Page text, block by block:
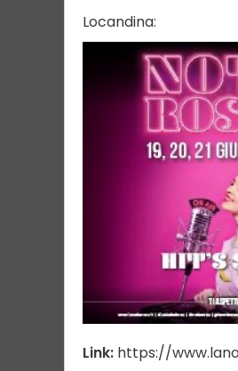
Locandina:
Link: https://